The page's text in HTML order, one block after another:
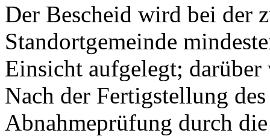
Der Bescheid wird bei der
Standortgemeinde
Einsicht aufgelegt;
Nach der Fertigstellung
Abnahmeprüfung durch